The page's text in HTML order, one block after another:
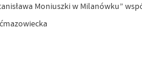
Moniuszki w Milanówku”